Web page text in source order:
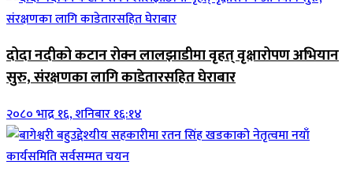
दोदा नदीको कटान रोक्न लालझाडीमा वृहत् वृक्षारोपण अभियान
सुरु, संरक्षणका लागि काडेतारसहित घेराबार
२०८० भाद्र १६, शनिबार १६:१४